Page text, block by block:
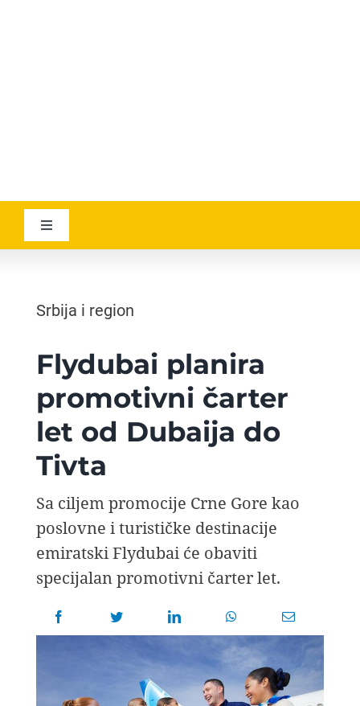
Toggle
Navigation
GEOGRAPHICA
AVIOPEDIA
SPECIJAL
FOTO PRIČA
TEMA
AGENT
Srbija i region
Flydubai planira
promotivni čarter
let od Dubaija do
Tivta
Sa ciljem promocije Crne Gore kao
poslovne i turističke destinacije
emiratski Flydubai će obaviti
specijalan promotivni čarter let.